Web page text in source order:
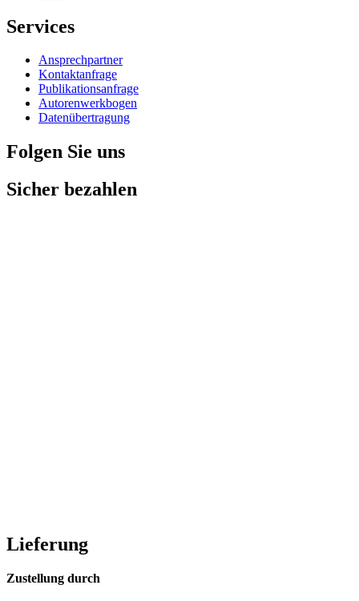
Services
Ansprechpartner
Kontaktanfrage
Publikationsanfrage
Autorenwerkbogen
Datenübertragung
Folgen Sie uns
Sicher bezahlen
Lieferung
Zustellung durch